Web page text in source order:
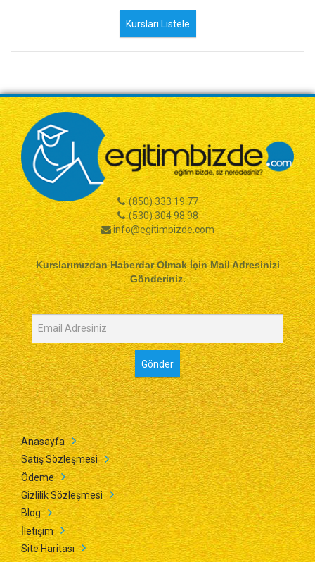
(850) 333 19 77
(530) 304 98 98
info@egitimbizde.com
Kurslarımızdan Haberdar Olmak İçin Mail Adresinizi
Gönderiniz.
Anasayfa
Satış Sözleşmesi
Ödeme
Gizlilik Sözleşmesi
Blog
İletişim
Site Haritası